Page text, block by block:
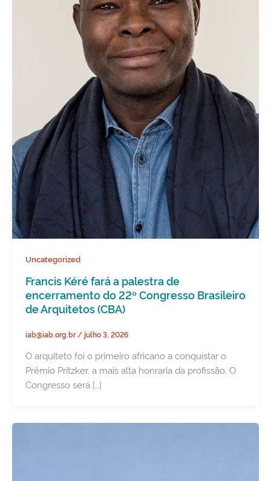
Uncategorized
Francis Kéré fará a palestra de
encerramento do 22º Congresso Brasileiro
de Arquitetos (CBA)
iab@iab.org.br/julho 3, 2026
O arquiteto foi o primeiro africano a conquistar o
Prêmio Pritzker, a mais alta honraria da profissão. O
Congresso será […]